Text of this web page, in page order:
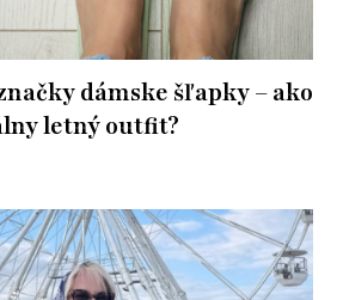
dámske šľapky – ako
letný outfit?